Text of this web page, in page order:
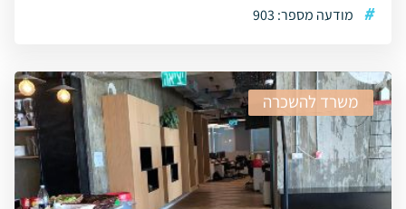
# מודעה מספר: 903
משרד להשכרה